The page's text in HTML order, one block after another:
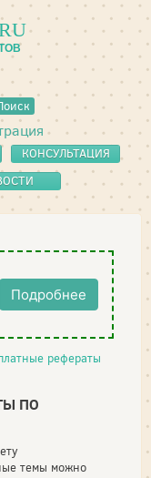
КОНСУЛЬТАЦИЯ
Подробнее
рефераты
ПО
темы можно